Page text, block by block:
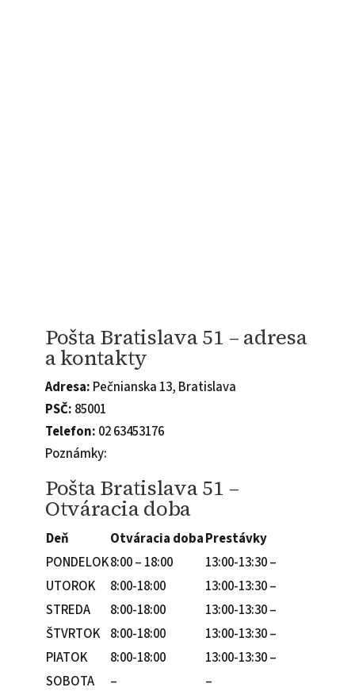
Pošta Bratislava 51 – adresa
a kontakty
Adresa: Pečnianska 13, Bratislava
PSČ: 85001
Telefon: 02 63453176
Poznámky:
Pošta Bratislava 51 –
Otváracia doba
Deň Otváracia dobaPrestávky
PONDELOK8:00 – 18:00
13:00-13:30 –
UTOROK
8:00-18:00
13:00-13:30 –
STREDA
8:00-18:00
13:00-13:30 –
ŠTVRTOK 8:00-18:00
13:00-13:30 –
PIATOK
8:00-18:00
13:00-13:30 –
SOBOTA
–
–